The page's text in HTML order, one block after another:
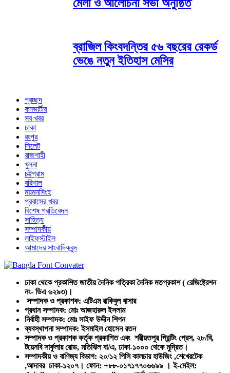
মেলা ও আলোচনা সভা অনুষ্ঠিত
ব্রাজিল কিংবদন্তির ৫৬ বছরের রেকর্ড
ভেঙে নতুন ইতিহাস মেসির
প্রচ্ছদ
কনভার্টার
সব খবর
ঢাকা
রংপুর
সিলেট
রাজশাহী
খুলনা
চট্টগ্রাম
বরিশাল
ময়মনসিংহ
প্রবাসের খবর
বিশেষ প্রতিবেদন
সাহিত্য
সম্পাদকীয়
লাইফস্টাইল
আমাদের সাংবাদিকবৃন্দ
ঢাকা থেকে প্রকাশিত জাতীয় দৈনিক পত্রিকা দৈনিক মতপ্রকাশ ( রেজিষ্ট্রেশন
নং- ডিএ ৬২৯৩)।
সম্পাদক ও প্রকাশক: এটিএম রাকিবুল বাসার
প্রধান সম্পাদক: মোঃ আজহারুল ইসলাম
নির্বাহী সম্পাদক: মোঃ সাইফ উদ্দীন শিপন
ব্যবস্থাপনা সম্পাদক: ইসমাইল হোসেন রতন
সম্পাদক ও প্রকাশক কর্তৃক প্রকাশিত এবং শরীয়তপুর প্রিন্টিং প্রেস, ২৮/বি,
টয়েনবি সার্কুলার রোড, মতিঝিল বা/এ, ঢাকা-১০০০ থেকে মুদ্রিত।
সম্পাদকীয় ও বাণিজ্য বিভাগ: ২০/১২ পিসি কালচার হাউজিং ,শেখেরটেক
,আদাবর ঢাকা-১২০৭। ফোন: +৮৮-০১৭১৭৭০৬৬৯৯ । ই-মেইল: